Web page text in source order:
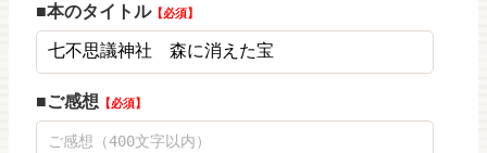
本のタイトル 必須
ご感想 必須